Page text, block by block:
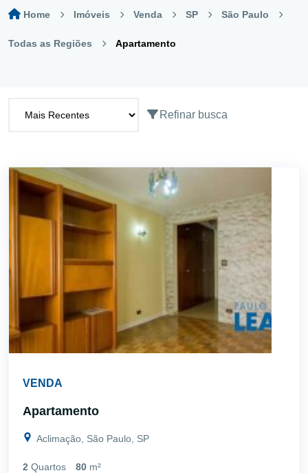
Home Imóveis Venda SP São Paulo
Todas as Regiões Apartamento
Refinar busca
VENDA
Apartamento
Aclimação, São Paulo, SP
2 Quartos 80 m²